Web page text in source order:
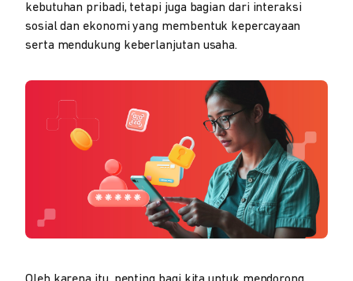
kebutuhan pribadi, tetapi juga bagian dari interaksi
sosial dan ekonomi yang membentuk kepercayaan
serta mendukung keberlanjutan usaha.